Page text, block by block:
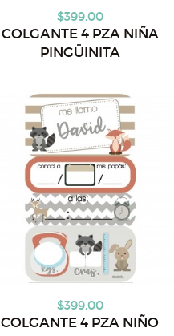
$399.00
COLGANTE 4 PZA NIÑA
PINGÜINITA
$399.00
COLGANTE 4 PZA NIÑO